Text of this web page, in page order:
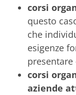
corsi
questo
che
esigenze
corsi
aziende